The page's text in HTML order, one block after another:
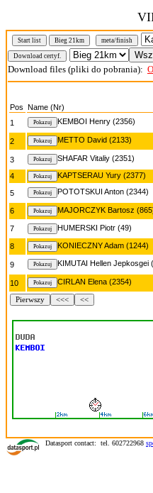
Start list Bieg 21km meta/finish
Download files (pliki do pobrania):
Pos Name (Nr)
1
KEMBOI Henry (2356)
2 METTO David (2133)
3 SHAFAR Vitaliy (2351)
4
KAPTSERAU Yury (2377)
5
POTOTSKUI Anton (2344)
6
MAJORCZYK Bartosz
7 HUMERSKI Piotr (49)
8 KONIECZNY Adam (1244)
9 KIMUTAI Hellen Jepkosgei
10 CIRLAN Elena (2354)
Pierwszy <<< <<
Datasport contact: tel. 602722968